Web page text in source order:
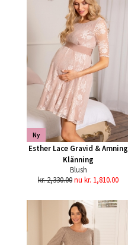
Ny
Esther Lace Gravid & Amning
Klänning
Blush
kr. 2,330.00nu kr. 1,810.00